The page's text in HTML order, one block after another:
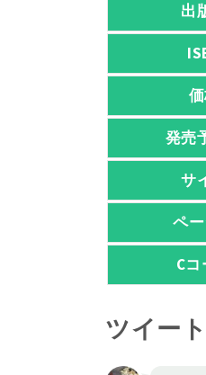
出
発売
サ
ペ
Cコ
ツイート